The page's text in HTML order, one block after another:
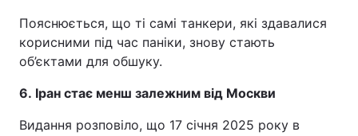
Пояснюється, що ті самі танкери, які здавалися
корисними під час паніки, знову стають
об’єктами для обшуку.
6. Іран стає менш залежним від Москви
Видання розповіло, що 17 січня 2025 року в